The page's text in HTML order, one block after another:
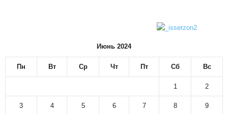
Июнь 2024
Пн Вт Ср Чт Пт Сб Вс
1 2
3 4 5 6 7 8 9